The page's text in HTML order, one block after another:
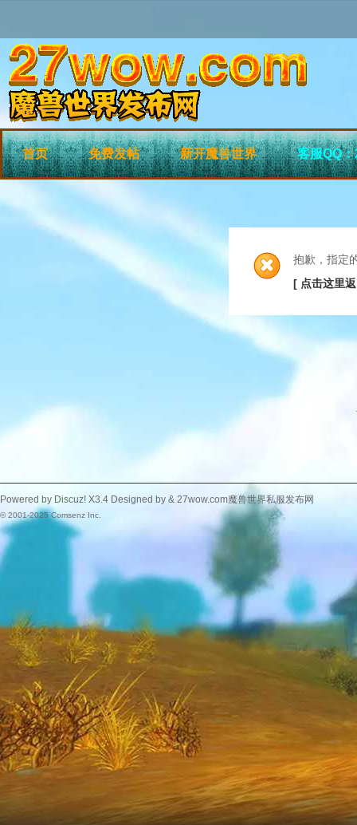
首页 免费发帖 新开魔兽世界 客服QQ
抱歉，指定
[ 点击这里
Powered by Discuz! X3.4 Designed by & 27wow.com魔兽世界私服发布网
© 2001-2025Comsenz Inc.